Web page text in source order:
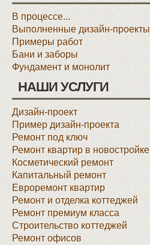
В процессе...
Выполненные дизайн-проекты
Примеры работ
Бани и заборы
Фундамент и монолит
НАШИ УСЛУГИ
Дизайн-проект
Пример дизайн-проекта
Ремонт под ключ
Ремонт квартир в новостройке
Косметический ремонт
Капитальный ремонт
Евроремонт квартир
Ремонт и отделка коттеджей
Ремонт премиум класса
Строительство коттеджей
Ремонт офисов